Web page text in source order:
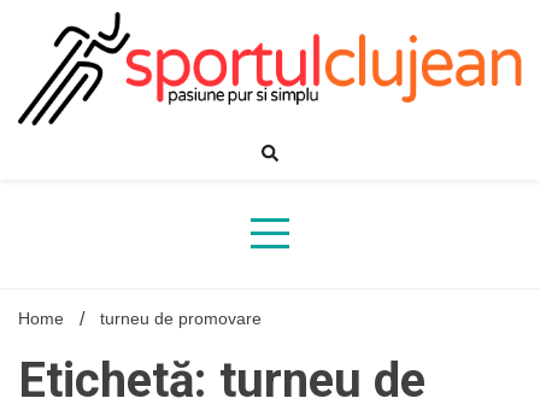
Home turneu de promovare
Etichetă: turneu de